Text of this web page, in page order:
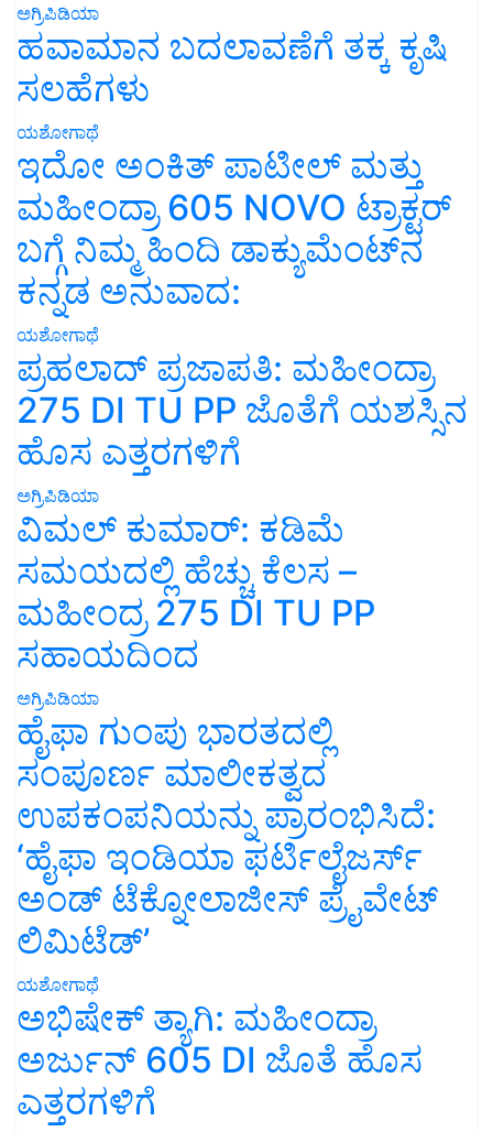
ಅಗ್ರಿಪಿಡಿಯಾ
ಹವಾಮಾನ ಬದಲಾವಣೆಗೆ ತಕ್ಕ ಕೃಷಿ
ಸಲಹೆಗಳು
ಯಶೋಗಾಥೆ
ಇದೋ ಅಂಕಿತ್ ಪಾಟೀಲ್ ಮತ್ತು
ಮಹೀಂದ್ರಾ 605 NOVO ಟ್ರಾಕ್ಟರ್
ಬಗ್ಗೆ ನಿಮ್ಮ ಹಿಂದಿ ಡಾಕ್ಯುಮೆಂಟ್‌ನ
ಕನ್ನಡ ಅನುವಾದ:
ಯಶೋಗಾಥೆ
ಪ್ರಹಲಾದ್ ಪ್ರಜಾಪತಿ: ಮಹೀಂದ್ರಾ
275 DI TU PP ಜೊತೆಗೆ ಯಶಸ್ಸಿನ
ಹೊಸ ಎತ್ತರಗಳಿಗೆ
ಅಗ್ರಿಪಿಡಿಯಾ
ವಿಮಲ್ ಕುಮಾರ್: ಕಡಿಮೆ
ಸಮಯದಲ್ಲಿ ಹೆಚ್ಚು ಕೆಲಸ –
ಮಹೀಂದ್ರ 275 DI TU PP
ಸಹಾಯದಿಂದ
ಅಗ್ರಿಪಿಡಿಯಾ
ಹೈಫಾ ಗುಂಪು ಭಾರತದಲ್ಲಿ
ಸಂಪೂರ್ಣ ಮಾಲೀಕತ್ವದ
ಉಪಕಂಪನಿಯನ್ನು ಪ್ರಾರಂಭಿಸಿದೆ:
‘ಹೈಫಾ ಇಂಡಿಯಾ ಫರ್ಟಿಲೈಜರ್ಸ್
ಅಂಡ್ ಟೆಕ್ನೋಲಾಜೀಸ್ ಪ್ರೈವೇಟ್
ಲಿಮಿಟೆಡ್’
ಯಶೋಗಾಥೆ
ಅಭಿಷೇಕ್ ತ್ಯಾಗಿ: ಮಹೀಂದ್ರಾ
ಅರ್ಜುನ್ 605 DI ಜೊತೆ ಹೊಸ
ಎತ್ತರಗಳಿಗೆ